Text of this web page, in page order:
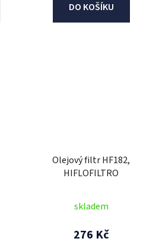
DO KOŠÍKU
Olejový filtr HF182,
HIFLOFILTRO
skladem
276 Kč